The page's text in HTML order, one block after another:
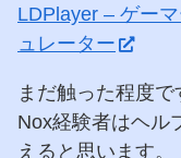
LDPlayer – ゲー
ュレーター
まだ触った程度で
Nox経験者はヘル
えると思います。